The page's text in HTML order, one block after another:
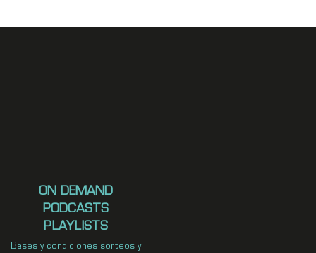
ON DEMAND
PODCASTS
PLAYLISTS
Bases y condiciones sorteos y